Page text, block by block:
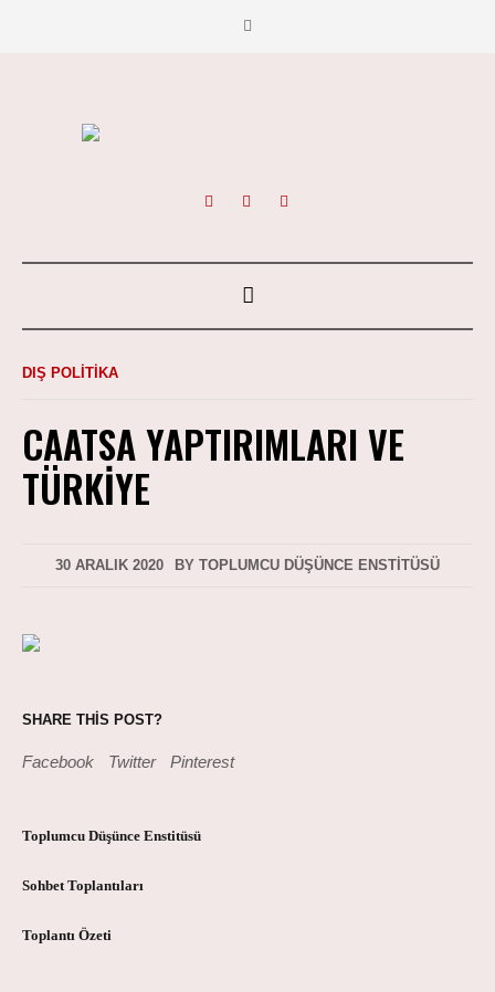
DIŞ POLITIKA
CAATSA YAPTIRIMLARI VE
TÜRKIYE
30 ARALIK 2020 BY TOPLUMCU DÜŞÜNCE ENSTITÜSÜ
SHARE THIS POST?
Facebook Twitter Pinterest
Toplumcu Düşünce Enstitüsü
Sohbet Toplantıları
Toplantı Özeti